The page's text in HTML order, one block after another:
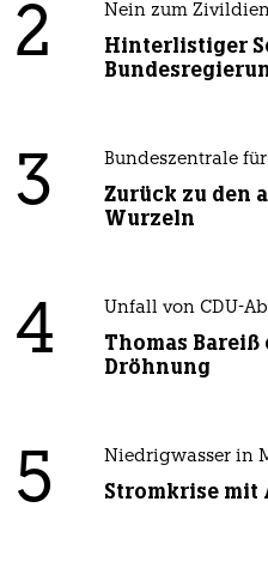
2 Nein zum
Hinterlistiger
3 Bundeszentrale
Zurück zu den
Wurzeln
4 Unfall von CDU-
Thomas
Dröhnung
5 Niedrigwasser in
Stromkrise mit